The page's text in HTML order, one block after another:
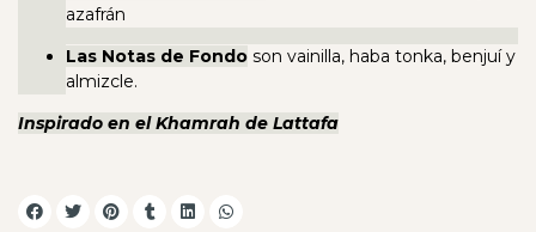
azafrán
Las Notas de Fondo son vainilla, haba tonka, benjuí y
almizcle.
Inspirado en el Khamrah de Lattafa